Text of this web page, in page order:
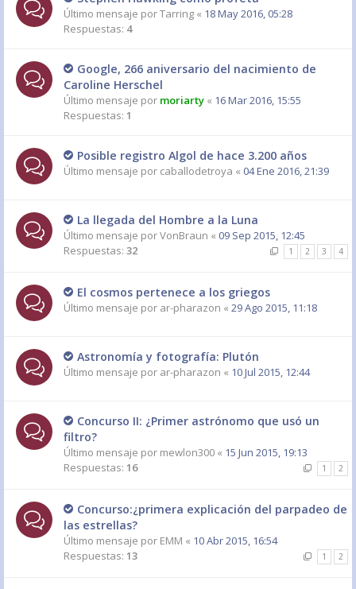
Último mensaje porTarring « 18 May 2016, 05:28
Respuestas: 4
Google, 266 aniversario del nacimiento de
Caroline Herschel
Último mensaje por moriarty « 16 Mar 2016, 15:55
Respuestas: 1
Posible registro Algol de hace 3.200 años
Último mensaje por caballodetroya « 04 Ene 2016, 21:39
La llegada del Hombre a la Luna
Último mensaje porVonBraun « 09 Sep 2015, 12:45
Respuestas: 32 1 2 3 4
El cosmos pertenece a los griegos
Último mensaje por ar-pharazon « 29 Ago 2015, 11:18
Astronomía y fotografía: Plutón
Último mensaje por ar-pharazon « 10 Jul 2015, 12:44
Concurso II: ¿Primer astrónomo que usó un
filtro?
Último mensaje por mewlon300 « 15 Jun 2015, 19:13
Respuestas: 16 1 2
Concurso:¿primera explicación del parpadeo de
las estrellas?
Último mensaje por EMM « 10 Abr 2015, 16:54
Respuestas: 13 1 2